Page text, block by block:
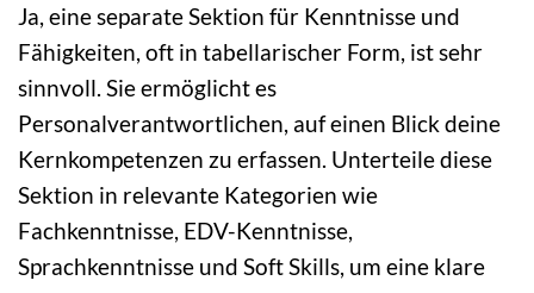
Ja, eine separate Sektion für Kenntnisse und
Fähigkeiten, oft in tabellarischer Form, ist sehr
sinnvoll. Sie ermöglicht es
Personalverantwortlichen, auf einen Blick deine
Kernkompetenzen zu erfassen. Unterteile diese
Sektion in relevante Kategorien wie
Fachkenntnisse, EDV-Kenntnisse,
Sprachkenntnisse und Soft Skills, um eine klare